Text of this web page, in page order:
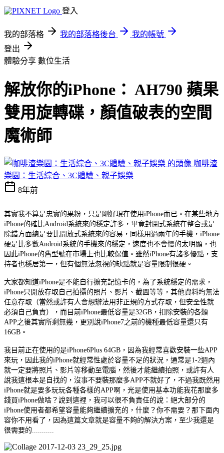
登入
我的部落格 我的部落格後台
我的帳號
登出
體驗分享 數位生活
解放你的iPhone： AH790 蘋果
雙用旋轉碟，顏值破表的空間
魔術師
咖啡渣
樂園：生活綜合、3C體驗、親子娛樂
8年前
其實我不算是忠實的果粉，只是剛好現在使用iPhone而已。在某些地方
iPhone的確比Android系統來的穩定許多，畢竟封閉式系統在整合或是
除錯方面總是要比開放式系統來的容易，同樣用過兩年的手機，iPhone
硬是比多數Android系統的手機來的穩定，速度也不會慢的太明顯，也
因此iPhone的舊型號在市場上也比較保值。雖然iPhone有諸多優點，支
持者也穩居第一，但有個無法忽視的缺點就是容量限制很硬。
大家都知道iPhone是不能自行擴充記憶卡的，為了系統穩定的需求，
iPhone只開放存取自己拍攝的照片、影片、截圖等等，其他資料均無法
任意存取（當然或許有人會想辦法用非正規的方式存取，但安全性就
必須自己負責），而目前iPhone最低容量是32GB，扣除安裝的各類
APP之後其實所剩無幾，更別說iPhone7之前的機種最低容量還只有
16GB。
我目前正在使用的是iPhone6Plus 64GB，因為我經常喜歡安裝一些APP
來玩，因此我的iPhone就經常性處於容量不足的狀況，通常是1-2週內
就一定要將照片、影片等移動至電腦，然後才能繼續拍照，或許有人
說我這根本是自找的，沒事不要裝那麼多APP不就好了，不過我既然用
iPhone就是要多玩玩各種各樣的APP啊，光是使用基本功能我花那麼多
錢買iPhone做啥？說到這裡，我可以很不負責任的說：絕大部分的
iPhone使用者都希望容量能夠繼續擴充的，什麼？你不需要？那下面內
容你不用看了，因為這篇文章就是容量不夠的解決方案，至少我還是
很需要的...........